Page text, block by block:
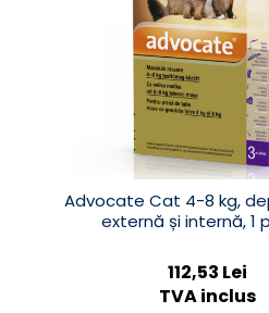
Advocate Cat 4-8 kg,
externă și internă, 1
112,53 Lei
TVA inclus